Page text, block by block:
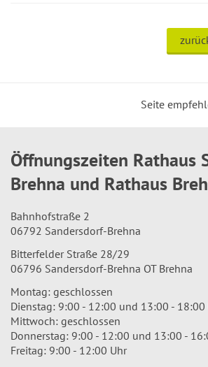
Seite
Öffnungszeiten Rathaus
Brehna und Rathaus
Bahnhofstraße 2
06792 Sandersdorf-Brehna
Bitterfelder Straße 28/29
06796 Sandersdorf-Brehna OT Brehna
Montag: geschlossen
Dienstag: 9:00 - 12:00 und 13:00 - 18:00
Mittwoch: geschlossen
Donnerstag: 9:00 - 12:00 und 13:00 -
Freitag: 9:00 - 12:00 Uhr